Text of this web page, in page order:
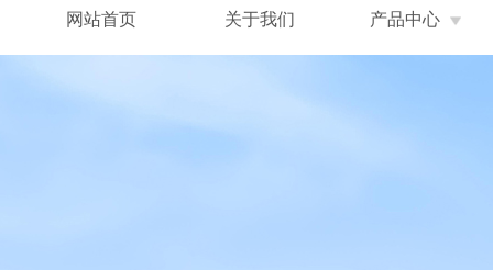
网站首页 关于我们 产品中心